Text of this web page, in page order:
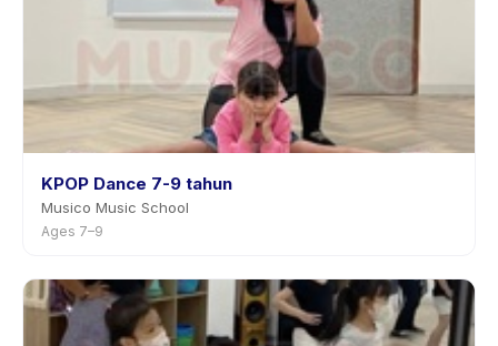
KPOP Dance 7-9 tahun
Musico Music School
Ages 7–9